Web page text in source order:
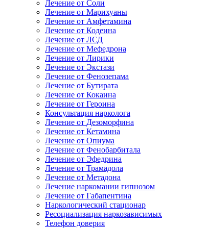
Лечение от Соли
Лечение от Марихуаны
Лечение от Амфетамина
Лечение от Кодеина
Лечение от ЛСД
Лечение от Мефедрона
Лечение от Лирики
Лечение от Экстази
Лечение от Фенозепама
Лечение от Бутирата
Лечение от Кокаина
Лечение от Героина
Консультация нарколога
Лечение от Дезоморфина
Лечение от Кетамина
Лечение от Опиума
Лечение от Фенобарбитала
Лечение от Эфедрина
Лечение от Трамадола
Лечение от Метадона
Лечение наркомании гипнозом
Лечение от Габапентина
Наркологический стационар
Ресоциализация наркозависимых
Телефон доверия